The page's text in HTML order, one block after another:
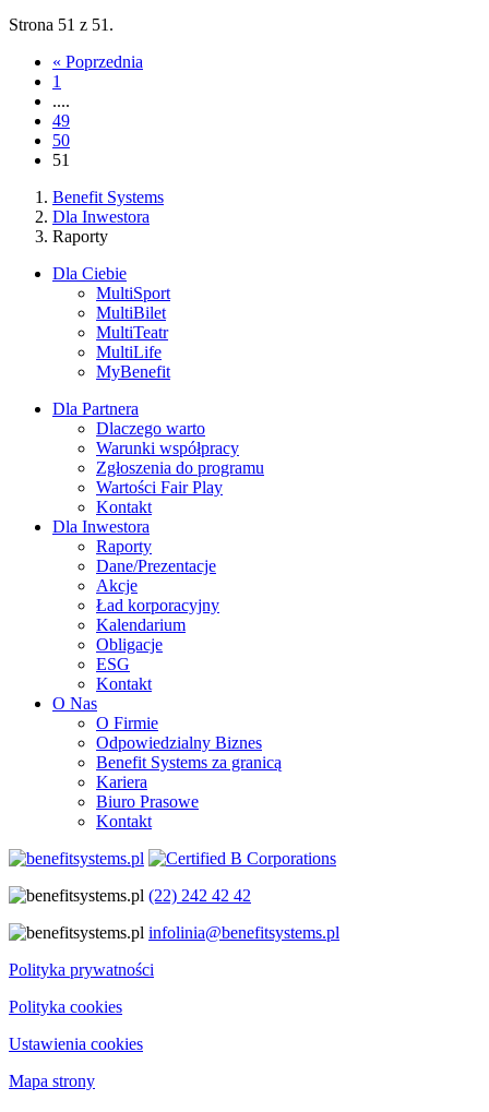
Strona 51 z 51.
« Poprzednia
1
....
49
50
51
Benefit Systems
Dla Inwestora
Raporty
Dla Ciebie
MultiSport
MultiBilet
MultiTeatr
MultiLife
MyBenefit
Dla Partnera
Dlaczego warto
Warunki współpracy
Zgłoszenia do programu
Wartości Fair Play
Kontakt
Dla Inwestora
Raporty
Dane/Prezentacje
Akcje
Ład korporacyjny
Kalendarium
Obligacje
ESG
Kontakt
O Nas
O Firmie
Odpowiedzialny Biznes
Benefit Systems za granicą
Kariera
Biuro Prasowe
Kontakt
(22) 242 42 42
infolinia@benefitsystems.pl
Polityka prywatności
Polityka cookies
Ustawienia cookies
Mapa strony